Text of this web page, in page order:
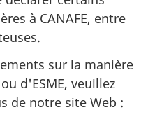
à CANAFE, entre
sur la manière
d'ESME, veuillez
de notre site Web :